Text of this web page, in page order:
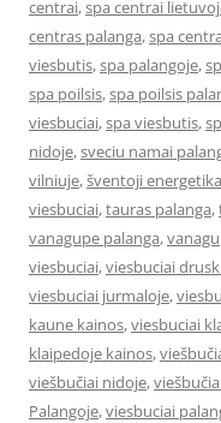
centrai,spa centrai
centras palanga,spa
viesbutis,spa palangoje,
spa poilsis,spa poilsis
viesbuciai,spa viesbutis,
nidoje,sveciu namai
vilniuje,šventoji
viesbuciai,tauras palanga,
vanagupe palanga,
viesbuciai,viesbuciai
viesbuciai jurmaloje,
kaune kainos,viesbuciai
klaipedoje kainos,
viešbučiai nidoje,
Palangoje,viesbuciai